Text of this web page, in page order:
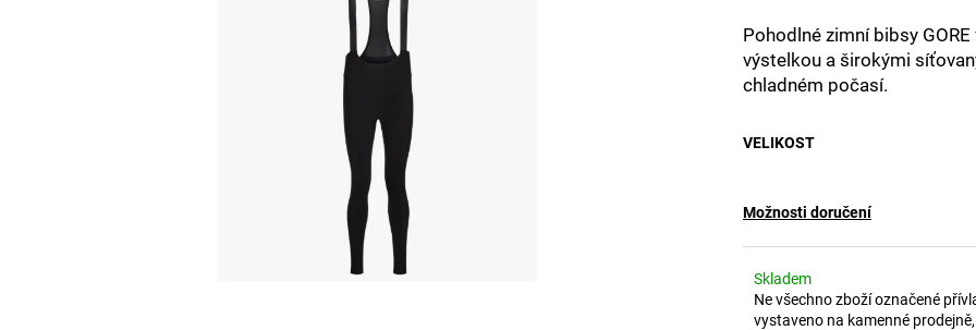
hvězdiček.
Pohodlné zimní bibsy
výstelkou a širokými
chladném počasí.
VELIKOST
Možnosti doručení
Skladem
Ne všechno zboží označené
vystaveno na kamenné